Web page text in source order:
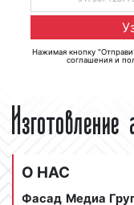
Нажимая кнопку
соглашения и
О НАС
Фасад Медиа